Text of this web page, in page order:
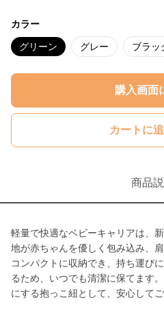
カラー
グリーン グレー ブラッ
購入画面
カートに
商品
軽量で快適なベビーキャリアは、
地が赤ちゃんを優しく包み込み、
コンパクトに収納でき、持ち運び
るため、いつでも清潔に保てます
にする抱っこ紐として、安心して